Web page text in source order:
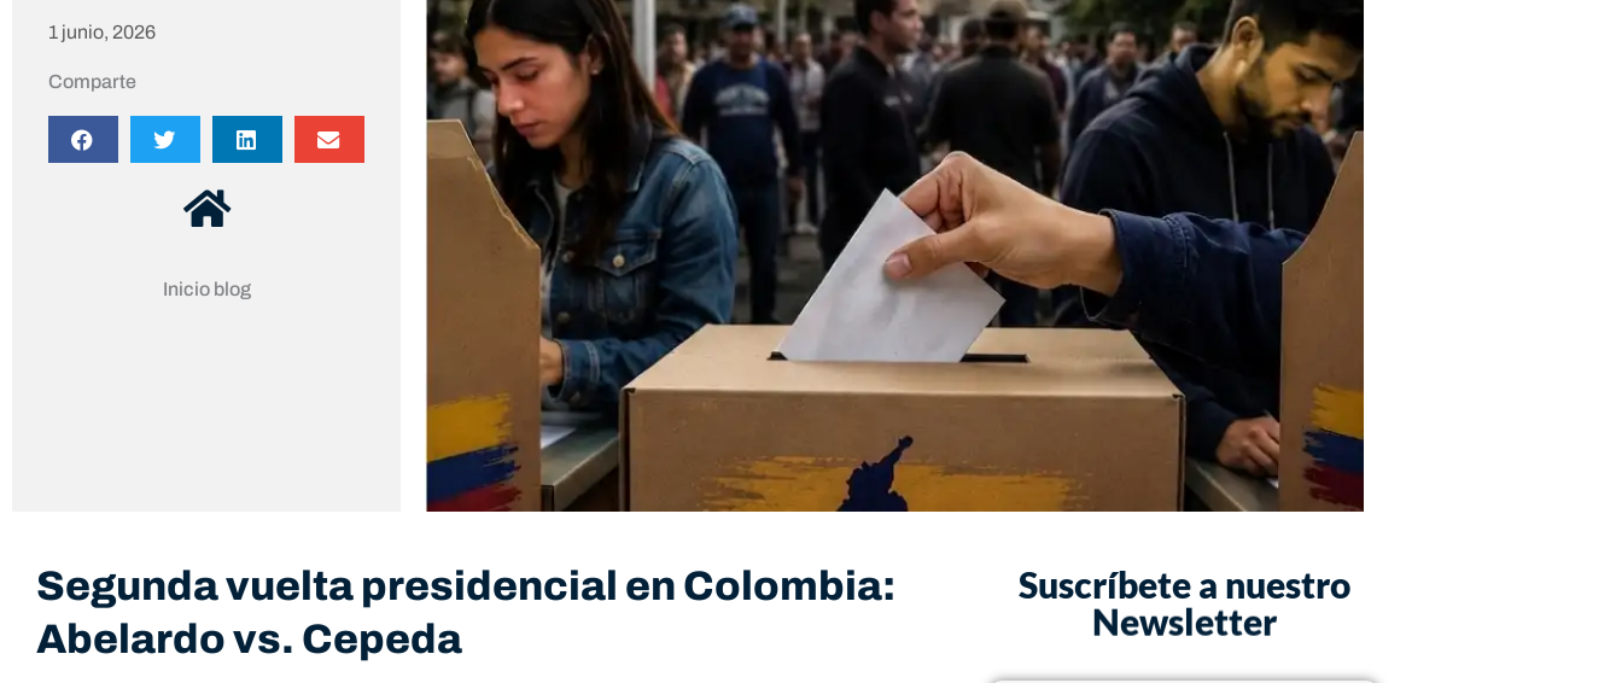
1 junio, 2026
Comparte
Inicio blog
Segunda vuelta presidencial en Colombia:
Abelardo vs. Cepeda
Suscríbete a nuestro
Newsletter